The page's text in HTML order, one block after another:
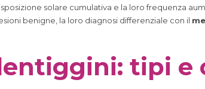
solare cumulativa e la loro frequenza
benigne, la loro diagnosi differenziale con il
tipi e